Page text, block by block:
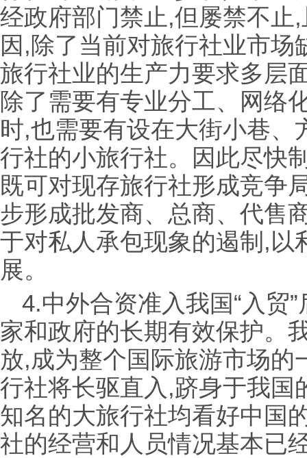
经政府部门禁止,但屡禁不止
因,除了当前对旅行社业市
旅行社业的生产力要求多层
除了需要有专业分工、网络
时,也需要有设在大街小巷、
行社的小旅行社。因此尽快
既可对现存旅行社形成竞争
步形成批发商、总商、代售
于对私人承包现象的遏制,以
展。
4.中外合资准入我国“入贸
家和政府的长期有效保护。
放,成为整个国际旅游市场
行社将长驱直入,跻身于我国
知名的大旅行社均看好中国
社的经营和人员情况基本已